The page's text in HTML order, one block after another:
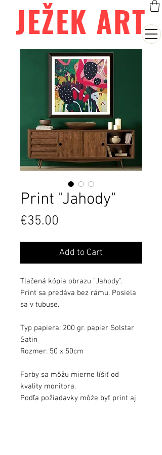
JEŽEK ART
Print "Jahody"
€35.00
Add to Cart
Tlačená kópia obrazu "Jahody".
Print sa predáva bez rámu. Posiela
sa v tubuse.
Typ papiera: 200 gr. papier Solstar
Satin
Rozmer: 50 x 50cm
Farby sa môžu mierne líšiť od
kvality monitora.
Podľa požiadavky môže byť print aj